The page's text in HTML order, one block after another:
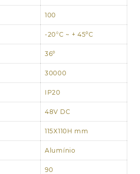
100
-20°C ~ + 45ºC
36º
30000
IP20
48V DC
115X110H mm
Alumínio
90